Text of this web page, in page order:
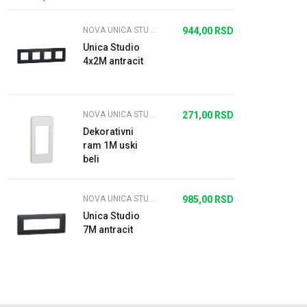
NOVA UNICA STUDIO
Unica Studio
4x2M antracit
944,00 RSD
NOVA UNICA STUDIO
Dekorativni
ram 1M uski
beli
271,00 RSD
NOVA UNICA STUDIO
Unica Studio
7M antracit
985,00 RSD